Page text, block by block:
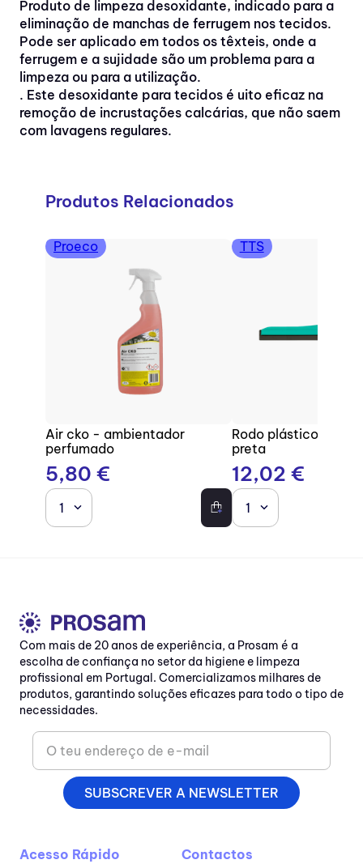
Produto de limpeza desoxidante, indicado para a
eliminação de manchas de ferrugem nos tecidos.
Pode ser aplicado em todos os têxteis, onde a
ferrugem e a sujidade são um problema para a
limpeza ou para a utilização.
. Este desoxidante para tecidos é uito eficaz na
remoção de incrustações calcárias, que não saem
com lavagens regulares.
Produtos Relacionados
Proeco
Air cko - ambientador
perfumado
5,80 €
1
TTS
Rodo plástico com
preta
12,02 €
1
Com mais de 20 anos de experiência, a Prosam é a
escolha de confiança no setor da higiene e limpeza
profissional em Portugal. Comercializamos milhares de
produtos, garantindo soluções eficazes para todo o tipo de
necessidades.
SUBSCREVER A NEWSLETTER
Acesso Rápido Contactos